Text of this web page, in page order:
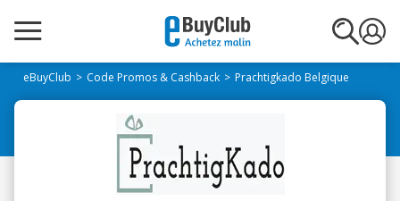
eBuyClub Code Promos & Cashback Prachtigkado Belgique